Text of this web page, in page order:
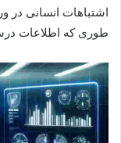
اشتباهات انسانی در
طوری که اطلاعات